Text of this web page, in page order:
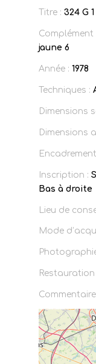
Titre : 324 G 1
Complément
jaune 6
Année : 1978
Techniques :
Dimensions
Dimensions
Inscription :
Bas à droite
Lieu de
Mode
Restauration